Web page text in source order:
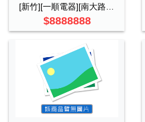
$8888888